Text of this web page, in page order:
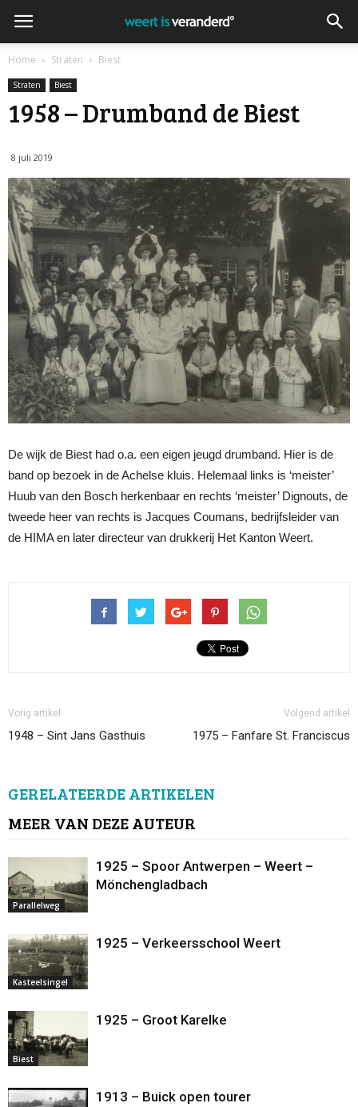
Home Straten Biest
Straten Biest
1958 – Drumband de Biest
8 juli 2019
De wijk de Biest had o.a. een eigen jeugd drumband. Hier is de
band op bezoek in de Achelse kluis. Helemaal links is ‘meister’
Huub van den Bosch herkenbaar en rechts ‘meister’ Dignouts, de
tweede heer van rechts is Jacques Coumans, bedrijfsleider van
de HIMA en later directeur van drukkerij Het Kanton Weert.
Vorig artikel
1948 – Sint Jans Gasthuis
Volgend artikel
1975 – Fanfare St. Franciscus
GERELATEERDE ARTIKELEN
MEER VAN DEZE AUTEUR
Parallelweg
1925 – Spoor Antwerpen – Weert –
Mönchengladbach
Kasteelsingel
1925 – Verkeersschool Weert
Biest
1925 – Groot Karelke
1913 – Buick open tourer